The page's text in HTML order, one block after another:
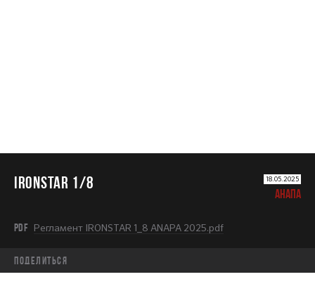
IRONSTAR 1/8 18.05.2025
АНАПА
PDF Регламент IRONSTAR 1_8 ANAPA 2025.pdf
Поделиться